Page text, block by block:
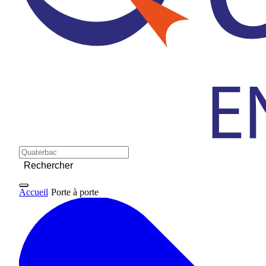
Rechercher
Accueil>Porte à porte